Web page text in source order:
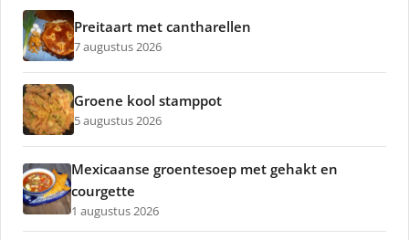
Preitaart met cantharellen
7 augustus 2026
Groene kool stamppot
5 augustus 2026
Mexicaanse groentesoep met gehakt en
courgette
1 augustus 2026